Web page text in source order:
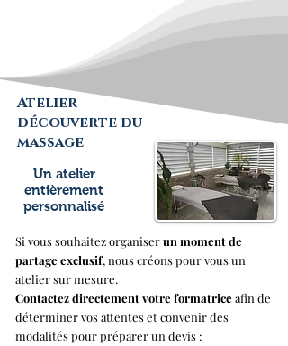
thérapeute holistique vous éveille à une relation
au corps en lien avec les secrets du tarot.  Travail
énergétique, et automassage se succèdent pour
vous transmettre des outils bien-être exclusifs.
Atelier
découverte du
massage
Un atelier
entièrement
personnalisé
Si vous souhaitez organiserun moment de
partage exclusif, nous créons pour vous un
atelier sur mesure.
Contactez directement votre formatrice afin de
déterminer vos attentes et convenir des
modalités pour préparer un devis :